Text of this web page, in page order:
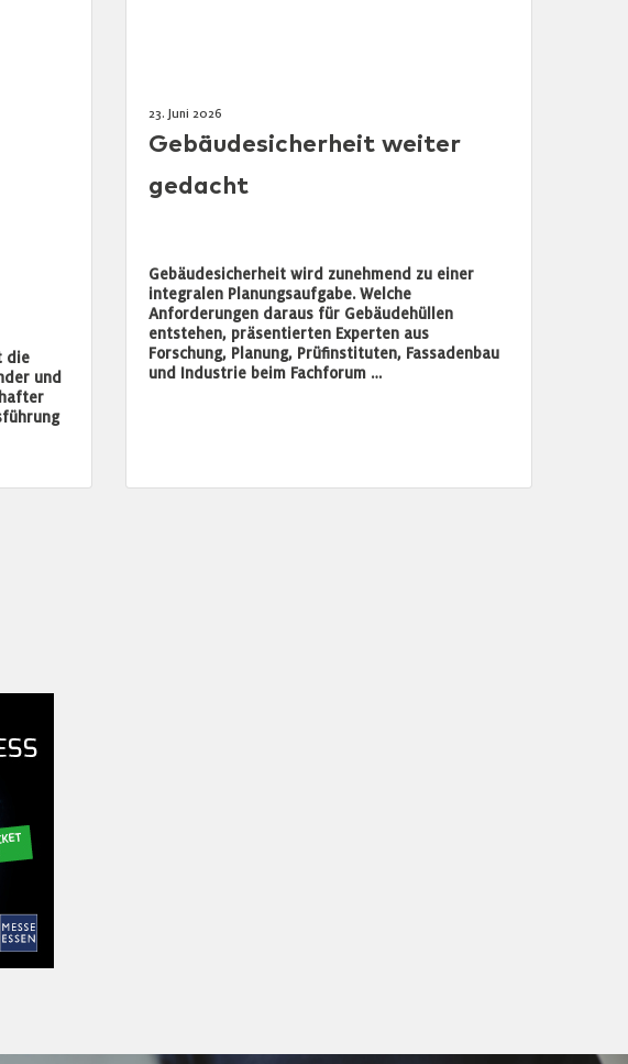
die
und
23. Juni 2026
Gebäudesicherheit weiter
gedacht
Gebäudesicherheit wird zunehmend zu einer
integralen Planungsaufgabe. Welche
Anforderungen daraus für Gebäudehüllen
entstehen, präsentierten Experten aus
Forschung, Planung, Prüfinstituten, Fassadenbau
und Industrie beim Fachforum …